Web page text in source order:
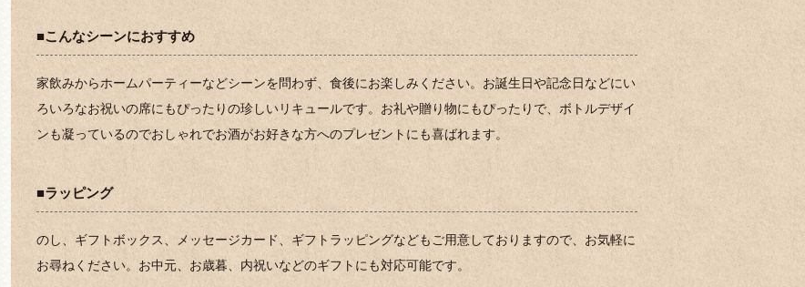
■こんなシーンにおすすめ
家飲みからホームパーティーなどシーンを問わず、食後にお楽しみください。お誕生日や記念日などにい
ろいろなお祝いの席にもぴったりの珍しいリキュールです。お礼や贈り物にもぴったりで、ボトルデザイ
ンも凝っているのでおしゃれでお酒がお好きな方へのプレゼントにも喜ばれます。
■ラッピング
のし、ギフトボックス、メッセージカード、ギフトラッピングなどもご用意しておりますので、お気軽に
お尋ねください。お中元、お歳暮、内祝いなどのギフトにも対応可能です。